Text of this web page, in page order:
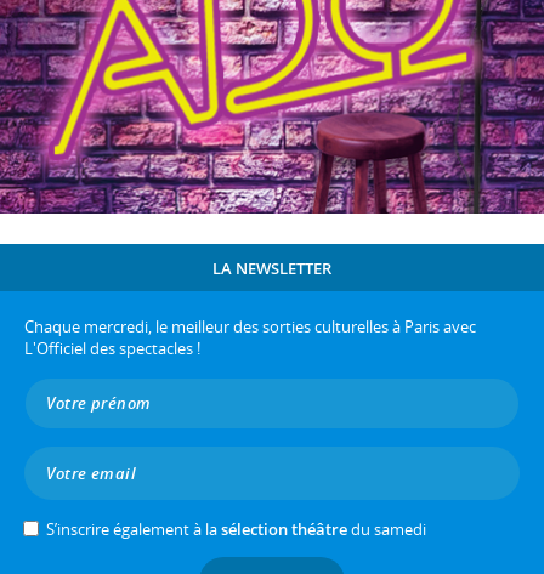
LA NEWSLETTER
Chaque mercredi, le meilleur des sorties culturelles à Paris avec
L'Officiel des spectacles !
S’inscrire également à lasélection théâtredu samedi